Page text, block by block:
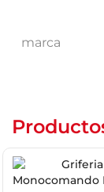
marca